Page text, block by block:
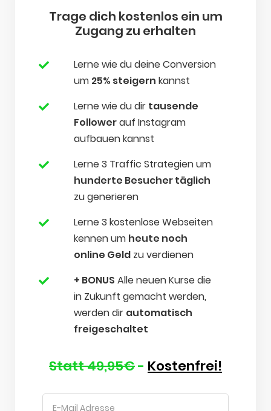
Trage dich kostenlos ein um
Zugang zu erhalten
Lerne wie du deine Conversion
um 25% steigern kannst
Lerne wie du dir tausende
Followerauf Instagram
aufbauen kannst
Lerne 3 Traffic Strategien um
hunderte Besucher täglich
zu generieren
Lerne 3 kostenlose Webseiten
kennen um heute noch
online Geld zu verdienen
+ BONUS Alle neuen Kurse die
in Zukunft gemacht werden,
werden dir automatisch
freigeschaltet
Statt 49,95€- Kostenfrei!